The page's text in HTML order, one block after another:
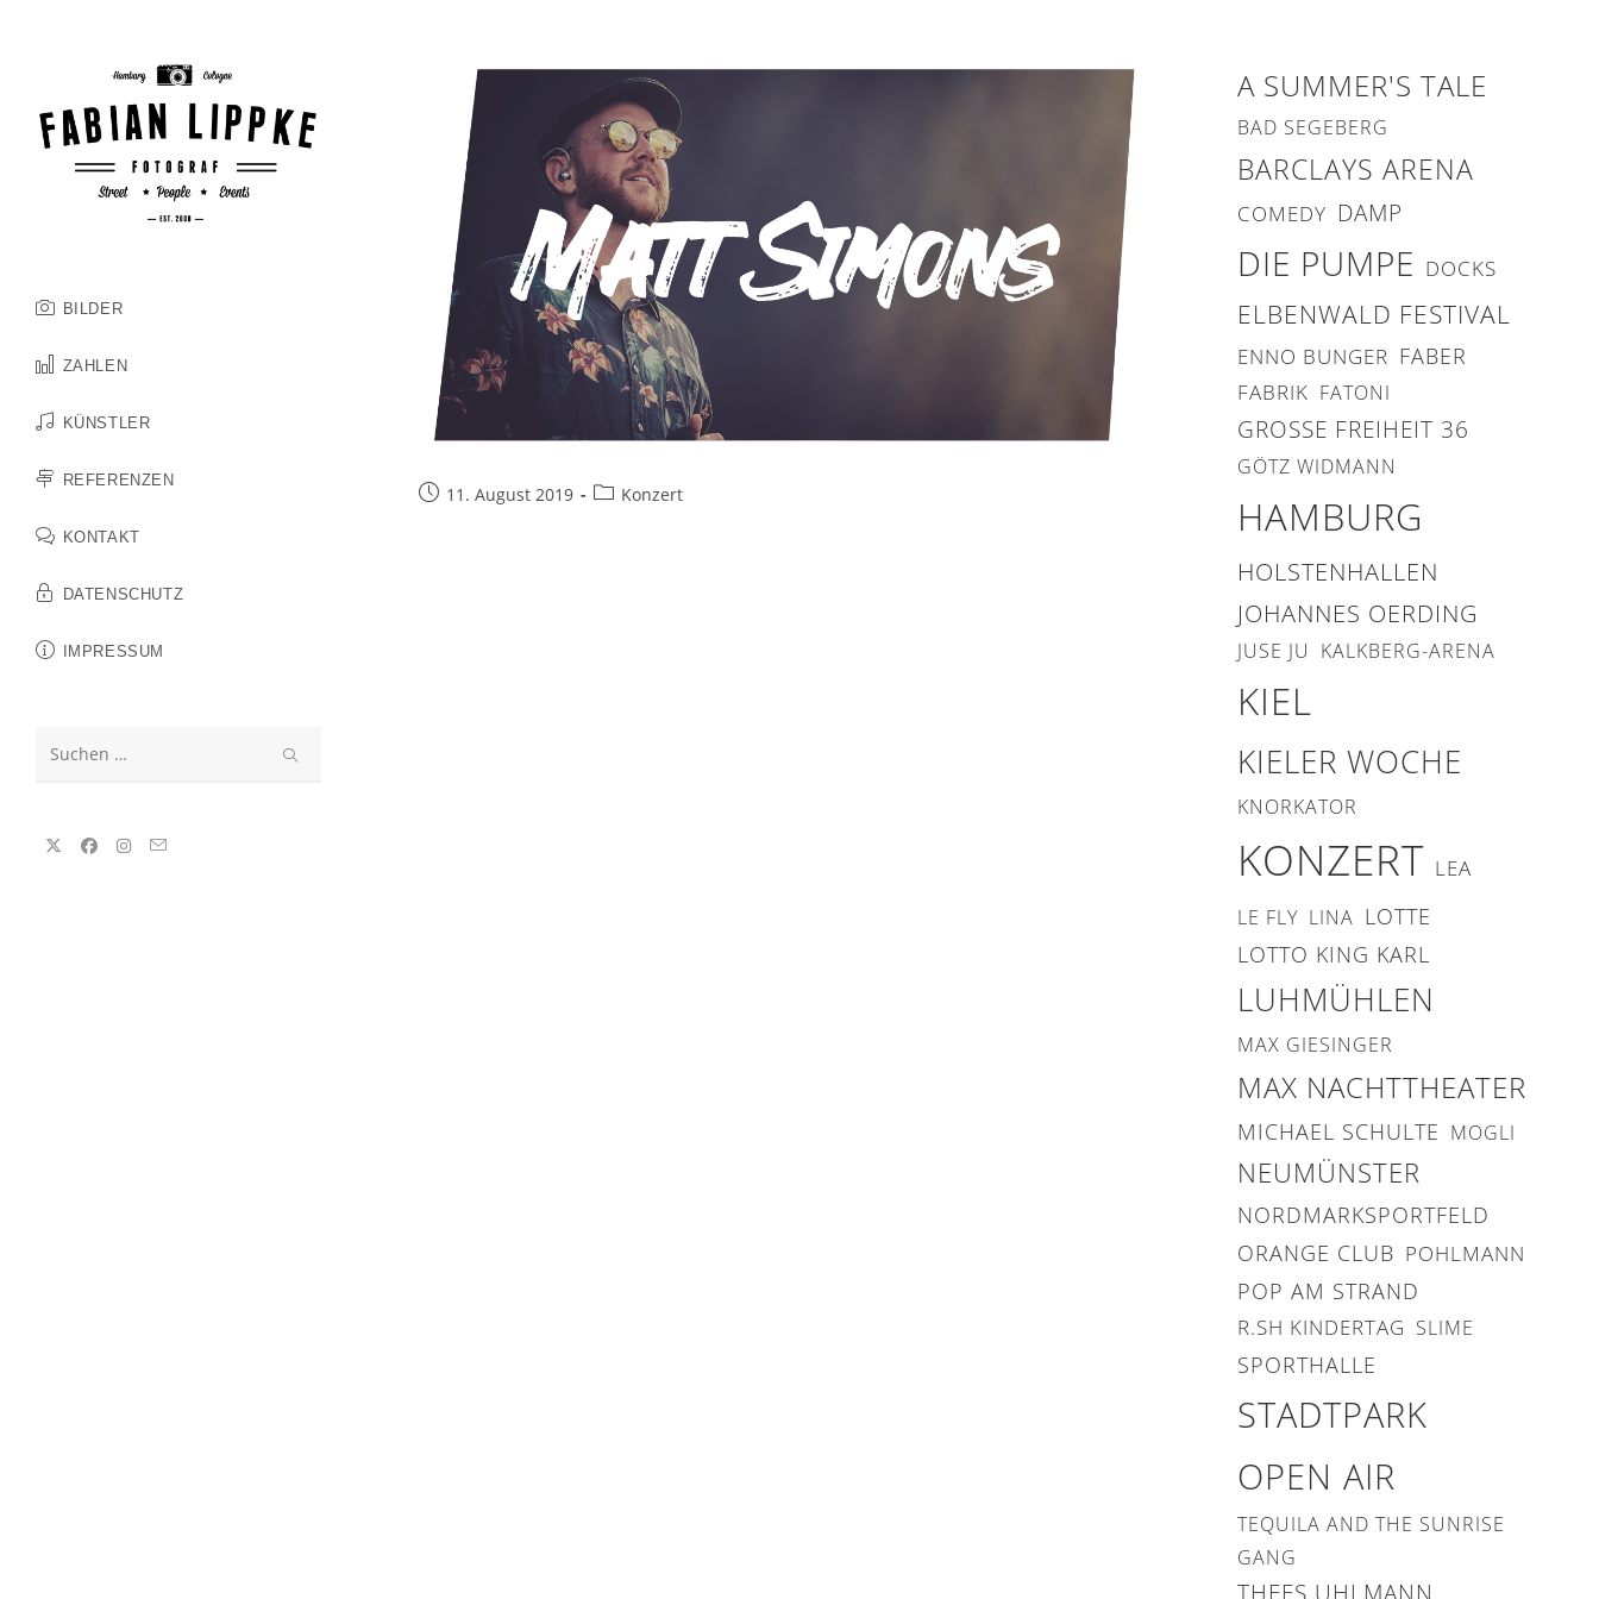
BILDER
ZAHLEN
KÜNSTLER
REFERENZEN
KONTAKT
DATENSCHUTZ
IMPRESSUM
Beitrag11. August 2019
Beitrags-
Konzert
A SUMMER'S TALE
BAD SEGEBERG
BARCLAYS ARENA
COMEDY DAMP
DIE PUMPE DOCKS
ELBENWALD FESTIVAL
ENNO BUNGER FABER
FABRIK FATONI
GROSSE FREIHEIT 36
GÖTZ WIDMANN
HAMBURG
HOLSTENHALLEN
JOHANNES OERDING
JUSE JU KALKBERG-ARENA
KIEL
KIELER WOCHE
KNORKATOR
KONZERT LEA
LE FLY LINA LOTTE
LOTTO KING KARL
LUHMÜHLEN
MAX GIESINGER
MAX NACHTTHEATER
MICHAEL SCHULTE MOGLI
NEUMÜNSTER
NORDMARKSPORTFELD
ORANGE CLUB POHLMANN
POP AM STRAND
R.SH KINDERTAG SLIME
SPORTHALLE
STADTPARK
OPEN AIR
TEQUILA AND THE SUNRISE
GANG